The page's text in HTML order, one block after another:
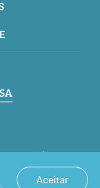
Aceitar
reservados